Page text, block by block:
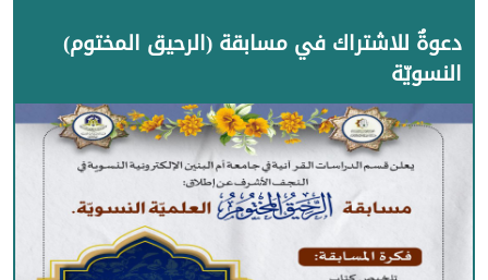
دعوةٌ للاشتراك في مسابقة (الرحيق المختوم)
النسويّة